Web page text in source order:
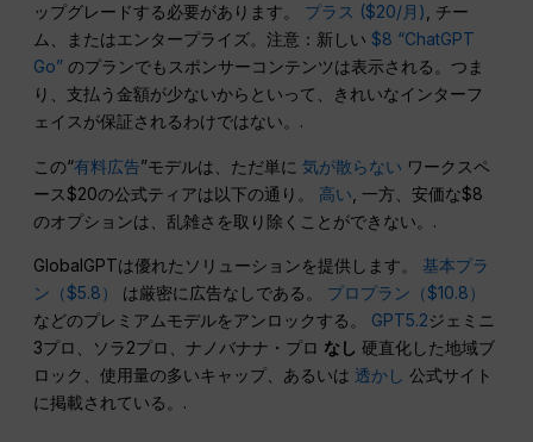
ップグレードする必要があります。
プラス ($20/月)
, チー
ム、またはエンタープライズ。注意：新しい $8 “ChatGPT
Go” のプランでもスポンサーコンテンツは表示される。つま
り、支払う金額が少ないからといって、きれいなインターフ
ェイスが保証されるわけではない。.
この“有料広告”モデルは、ただ単に気が散らない ワークスペ
ース$20の公式ティアは以下の通り。
高い , 一方、安価な$8
のオプションは、乱雑さを取り除くことができない。.
GlobalGPTは優れたソリューションを提供します。 基本プラ
ン（$5.8）
は厳密に広告なしである。 プロプラン（$10.8）
などのプレミアムモデルをアンロックする。
GPT5.2ジェミニ
3プロ、ソラ2プロ、ナノバナナ・プロ なし 硬直化した地域ブ
ロック、使用量の多いキャップ、あるいは透かし公式サイト
に掲載されている。.